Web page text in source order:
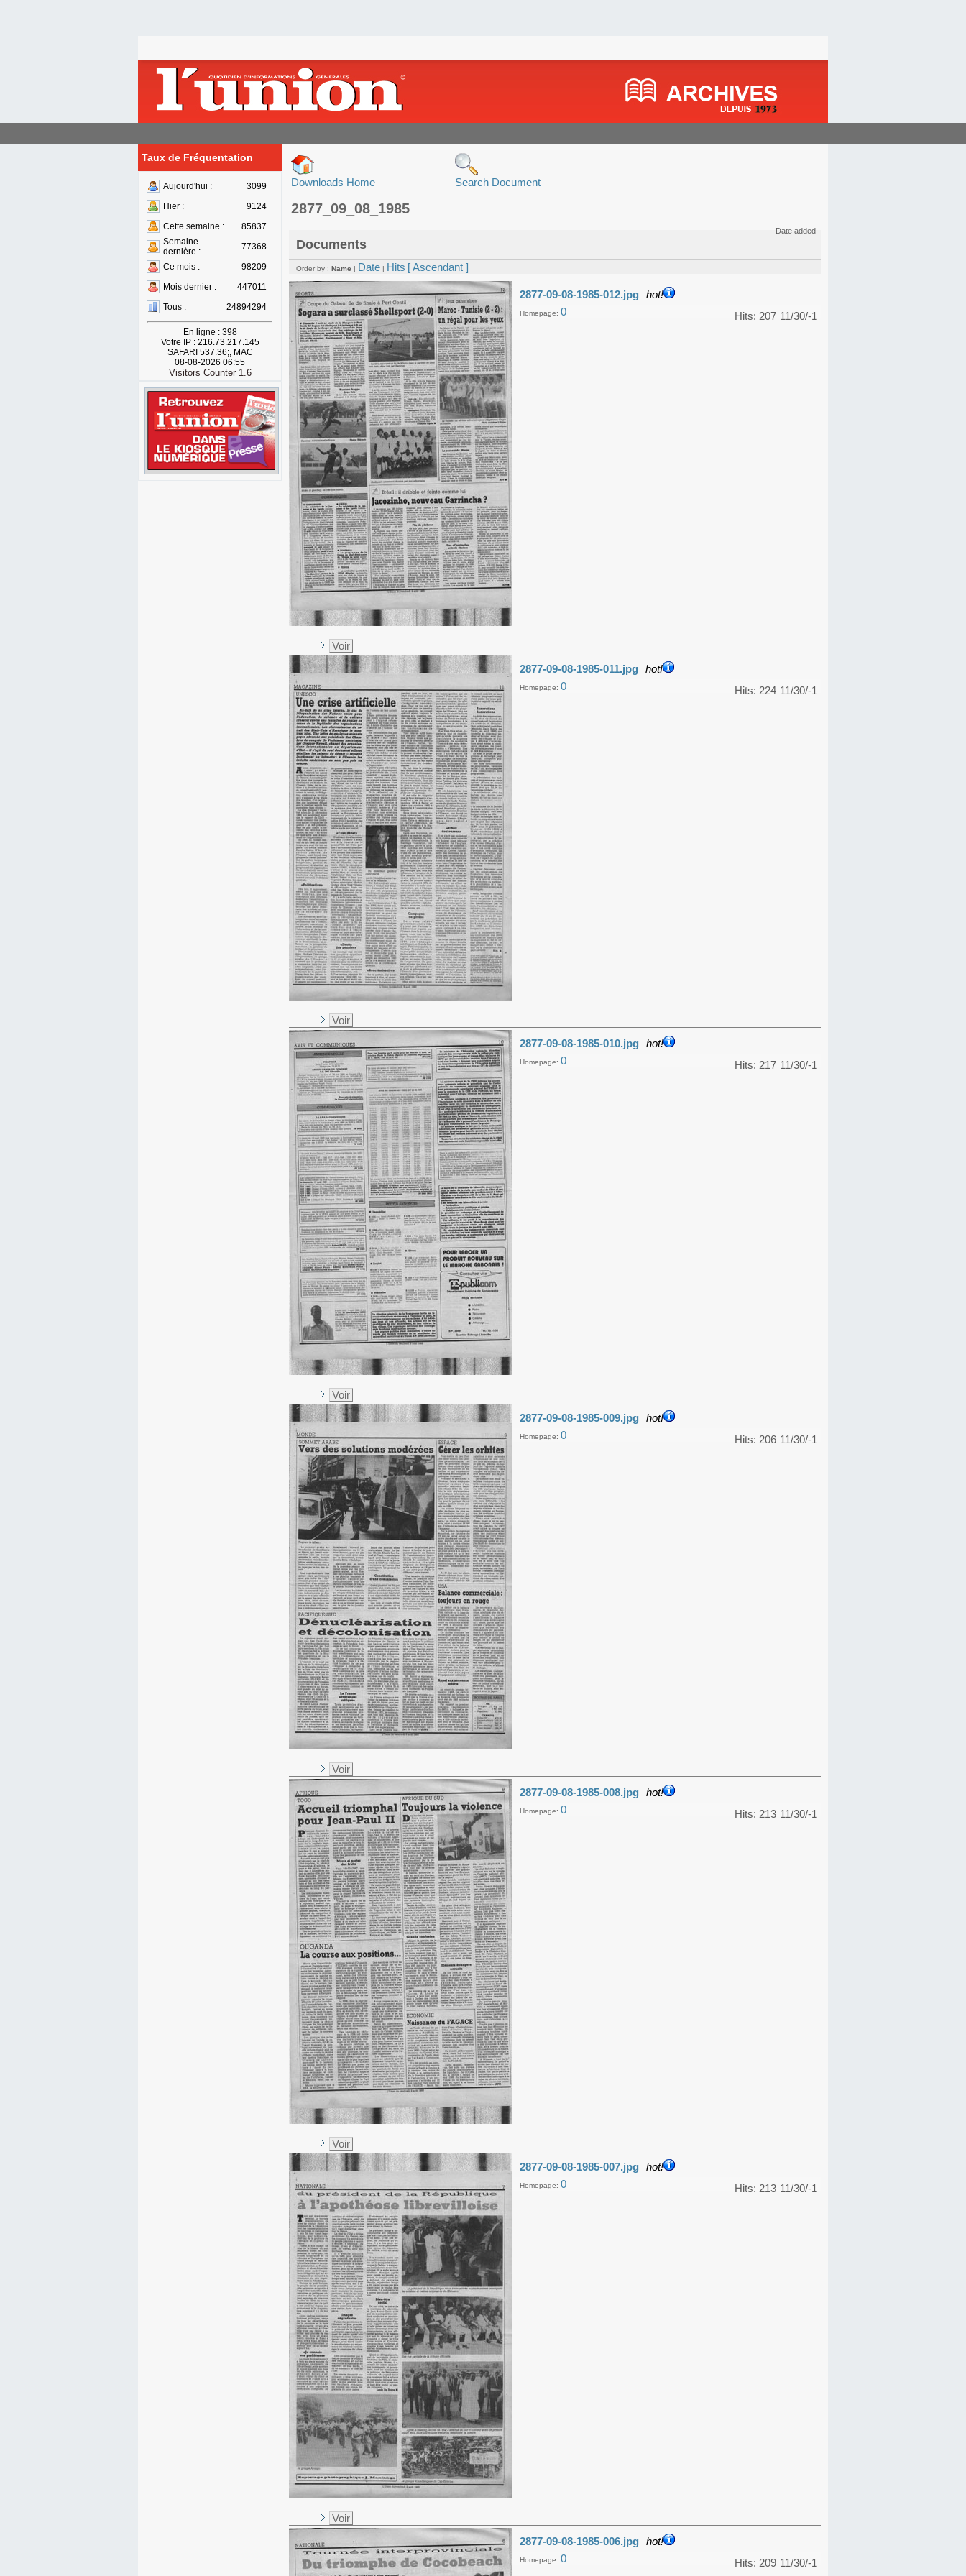
Taux de Fréquentation
Aujourd'hui :
3099
Hier :
9124
Cette semaine :
85837
Semaine
dernière :
77368
Ce mois :
98209
Mois dernier :
447011
Tous :
24894294
En ligne : 398
Votre IP : 216.73.217.145
SAFARI 537.36;, MAC
08-08-2026 06:55
Visitors Counter 1.6
Downloads Home Search Document
2877_09_08_1985
Documents
Date added
Order by : Name | Date | Hits [ Ascendant ]
2877-09-08-1985-012.jpg hot!
11/30/-1
Hits: 207
Homepage: 0
Voir
2877-09-08-1985-011.jpg hot!
11/30/-1
Hits: 224
Homepage: 0
Voir
2877-09-08-1985-010.jpg hot!
11/30/-1
Hits: 217
Homepage: 0
Voir
2877-09-08-1985-009.jpg hot!
11/30/-1
Hits: 206
Homepage: 0
Voir
2877-09-08-1985-008.jpg hot!
11/30/-1
Hits: 213
Homepage: 0
Voir
2877-09-08-1985-007.jpg hot!
11/30/-1
Hits: 213
Homepage: 0
Voir
2877-09-08-1985-006.jpg hot!
11/30/-1
Hits: 209
Homepage: 0